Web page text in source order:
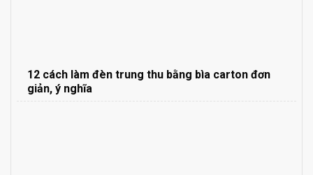
12 cách làm đèn trung thu bằng bìa carton đơn
giản, ý nghĩa